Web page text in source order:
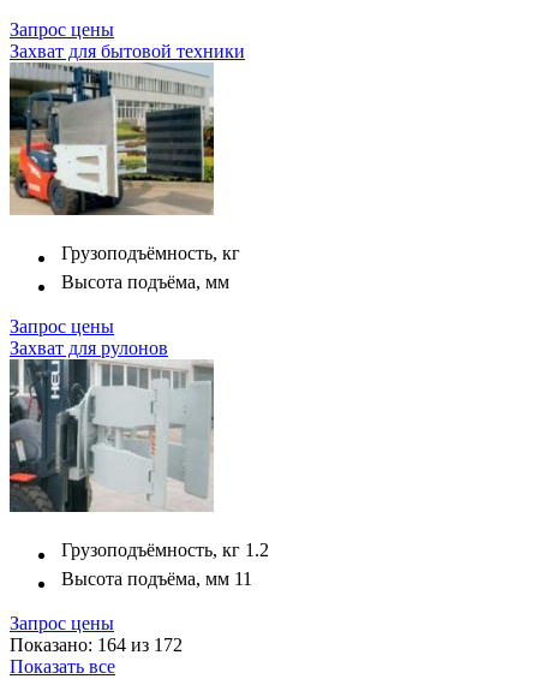
Запрос цены
Захват для бытовой техники
Грузоподъёмность, кг
Высота подъёма, мм
Запрос цены
Захват для рулонов
Грузоподъёмность, кг 1.2
Высота подъёма, мм 11
Запрос цены
Показано: 164 из 172
Показать все